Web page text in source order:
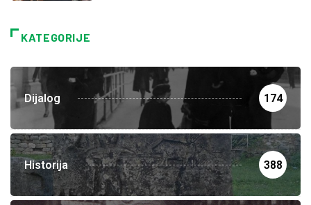
KATEGORIJE
Dijalog 174
Historija 388